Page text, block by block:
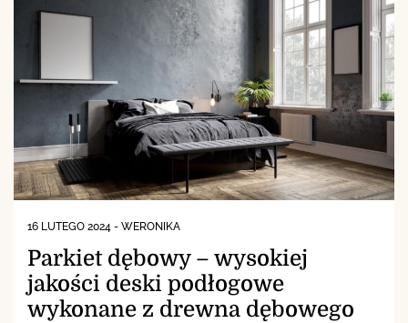
16 LUTEGO 2024 - WERONIKA
Parkiet dębowy – wysokiej
jakości deski podłogowe
wykonane z drewna dębowego